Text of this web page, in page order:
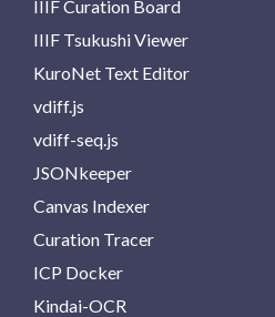
IIIF Curation Board
IIIF Tsukushi Viewer
KuroNet Text Editor
vdiff.js
vdiff-seq.js
JSONkeeper
Canvas Indexer
Curation Tracer
ICP Docker
Kindai-OCR